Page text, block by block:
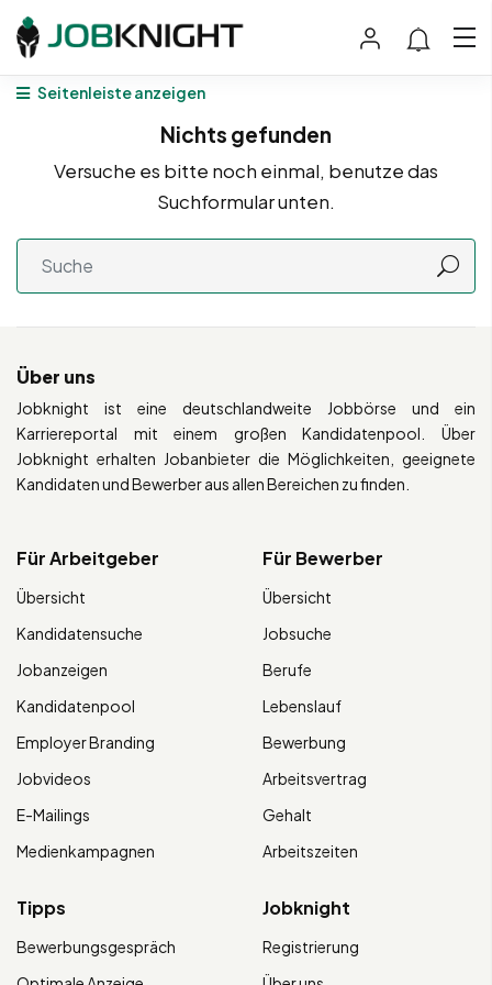
Seitenleiste anzeigen
Nichts gefunden
Versuche es bitte noch einmal, benutze das
Suchformular unten.
Über uns
Jobknight ist eine deutschlandweite Jobbörse und ein
Karriereportal mit einem großen Kandidatenpool. Über
Jobknight erhalten Jobanbieter die Möglichkeiten, geeignete
Kandidaten und Bewerber aus allen Bereichen zu finden.
Für Arbeitgeber
Übersicht
Kandidatensuche
Jobanzeigen
Kandidatenpool
Employer Branding
Jobvideos
E-Mailings
Medienkampagnen
Für Bewerber
Übersicht
Jobsuche
Berufe
Lebenslauf
Bewerbung
Arbeitsvertrag
Gehalt
Arbeitszeiten
Tipps
Bewerbungsgespräch
Jobknight
Registrierung